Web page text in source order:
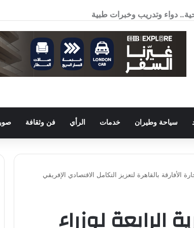
دواء وتدريب وخبرات طبية
سياحة وطيران خدمات الرأي فن وثقافة
الأفارقة بالقاهرة لتعزيز التكامل الاقتصادي الإفريقي